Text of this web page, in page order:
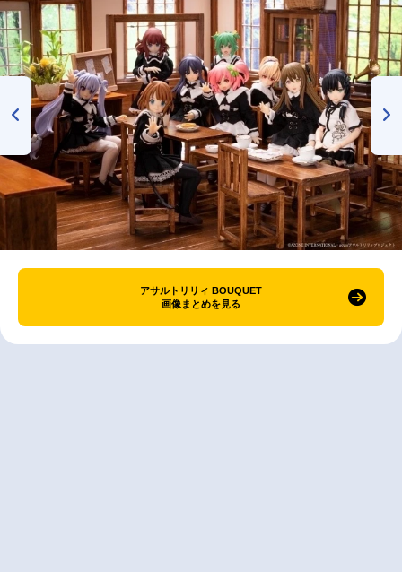
アサルトリリィ BOUQUET
画像まとめを見る